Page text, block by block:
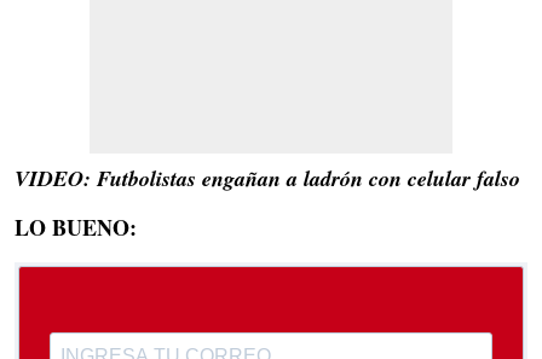
VIDEO: Futbolistas engañan a ladrón con celular falso
LO BUENO: